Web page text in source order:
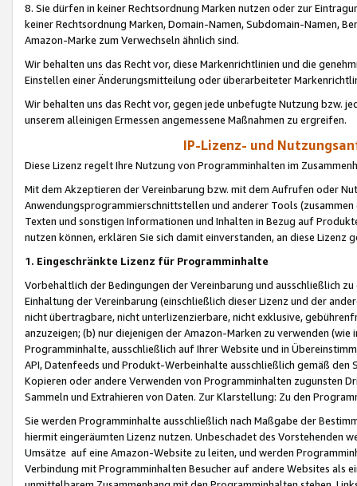
8. Sie dürfen in keiner Rechtsordnung Marken nutzen oder zur
keiner Rechtsordnung Marken, Domain-Namen, Subdomain-Namen,
Amazon-Marke zum Verwechseln ähnlich sind.
Wir behalten uns das Recht vor, diese Markenrichtlinien und die
Einstellen einer Änderungsmitteilung oder überarbeiteter
Wir behalten uns das Recht vor, gegen jede unbefugte Nutzung bzw.
unserem alleinigen Ermessen angemessene Maßnahmen zu ergreifen.
IP-Lizenz- und
Diese Lizenz regelt Ihre Nutzung von Programminhalten im
Mit dem Akzeptieren der Vereinbarung bzw. mit dem Aufrufen oder
Anwendungsprogrammierschnittstellen und anderer Tools (zusammen
Texten und sonstigen Informationen und Inhalten in Bezug auf
nutzen können, erklären Sie sich damit einverstanden, an diese Lizenz
1. Eingeschränkte Lizenz für Programminhalte
Vorbehaltlich der Bedingungen der Vereinbarung und ausschließlich
Einhaltung der Vereinbarung (einschließlich dieser Lizenz und der
nicht übertragbare, nicht unterlizenzierbare, nicht exklusive,
anzuzeigen; (b) nur diejenigen der Amazon-Marken zu verwenden
Programminhalte, ausschließlich auf Ihrer Website und in
API, Datenfeeds und Produkt-Werbeinhalte ausschließlich gemäß
Kopieren oder andere Verwenden von Programminhalten zugunsten
Sammeln und Extrahieren von Daten. Zur Klarstellung: Zu den
Sie werden Programminhalte ausschließlich nach Maßgabe der
hiermit eingeräumten Lizenz nutzen. Unbeschadet des Vorstehenden
Umsätze auf eine Amazon-Website zu leiten, und werden
Verbindung mit Programminhalten Besucher auf andere Websites als